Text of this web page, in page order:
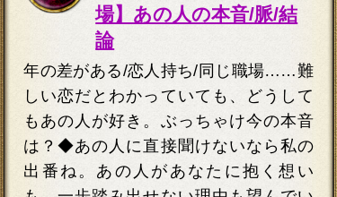
場】あの人の本音/脈/結
論
年の差がある/恋人持ち/同じ職場……難
しい恋だとわかっていても、どうして
もあの人が好き。ぶっちゃけ今の本音
は？◆あの人に直接聞けないなら私の
出番ね。あの人があなたに抱く想い